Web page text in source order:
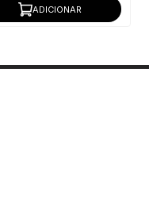
ADICIONAR